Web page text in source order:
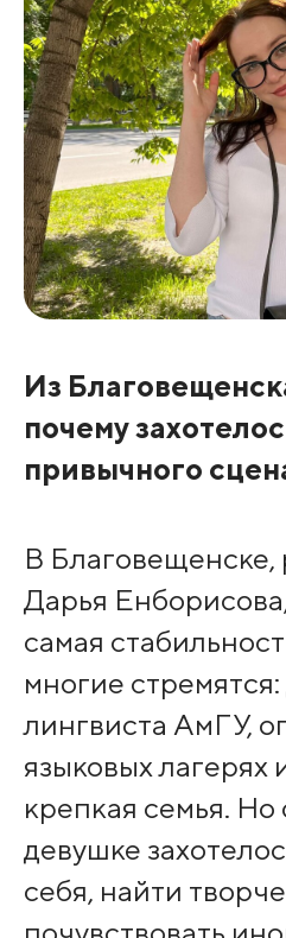
Из
почему
привычного
В Благовещенске,
Дарья
самая
многие
лингвиста АмГУ,
языковых лагерях
крепкая семья.
девушке
себя, найти